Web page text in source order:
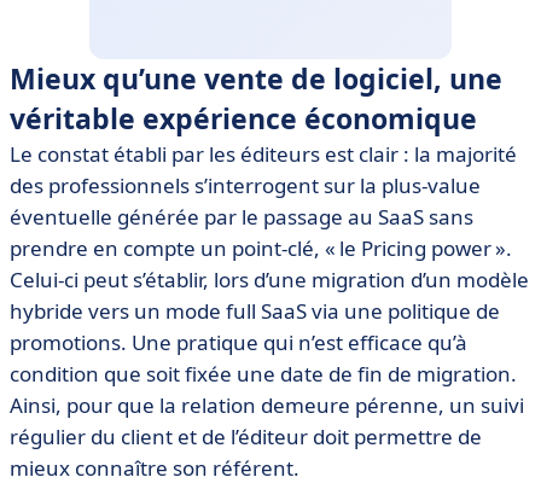
Mieux qu’une vente de logiciel, une
véritable expérience économique
Le constat établi par les éditeurs est clair : la majorité
des professionnels s’interrogent sur la plus-value
éventuelle générée par le passage au SaaS sans
prendre en compte un point-clé, « le Pricing power ».
Celui-ci peut s’établir, lors d’une migration d’un modèle
hybride vers un mode full SaaS via une politique de
promotions. Une pratique qui n’est efficace qu’à
condition que soit fixée une date de fin de migration.
Ainsi, pour que la relation demeure pérenne, un suivi
régulier du client et de l’éditeur doit permettre de
mieux connaître son référent.